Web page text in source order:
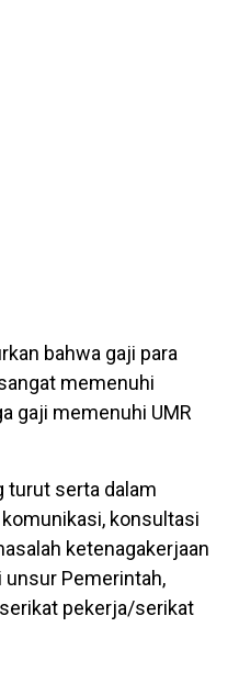
bahwa gaji para
memenuhi
gaji memenuhi UMR
turut serta dalam
konsultasi
ketenagakerjaan
unsur Pemerintah,
pekerja/serikat